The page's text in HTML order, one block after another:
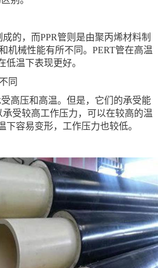
的，而PPR管则是由聚丙烯材料制
机械性能有所不同。PERT管在高温
低温下表现更好。
同
高压和高温。但是，它们的承受能
承受较高工作压力，可以在较高的温
下容易变形，工作压力也较低。